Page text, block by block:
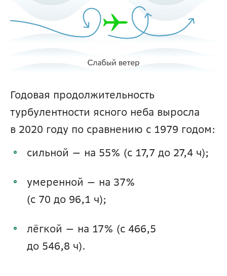
Годовая продолжительность
турбулентности ясного неба выросла
в 2020 году по сравнению с 1979 годом:
сильной — на 55% (с 17,7 до 27,4 ч);
умеренной — на 37%
(с 70 до 96,1 ч);
лёгкой — на 17% (с 466,5
до 546,8 ч).